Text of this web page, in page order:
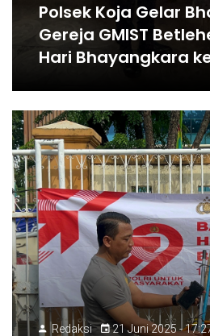
Polsek Koja Gelar
Gereja GMIST
Hari Bhayangkara
Redaksi 21 Juni 2025 -